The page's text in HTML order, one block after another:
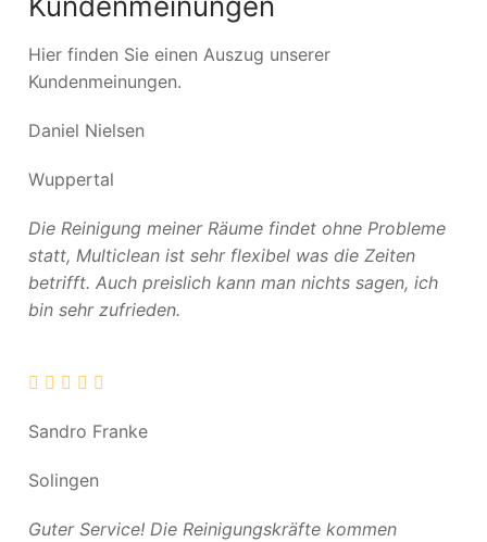
Hier finden Sie einen Auszug unserer
Kundenmeinungen.
Daniel Nielsen
Wuppertal
Die Reinigung meiner Räume findet ohne Probleme
statt, Multiclean ist sehr flexibel was die Zeiten
betrifft. Auch preislich kann man nichts sagen, ich
bin sehr zufrieden.
Sandro Franke
Solingen
Guter Service! Die Reinigungskräfte kommen